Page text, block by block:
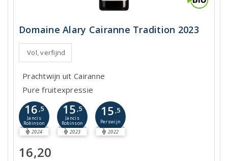
Domaine Alary Cairanne Tradition 2023
Vol, verfijnd
Prachtwijn uit Cairanne
Pure fruitexpressie
16 ,5
Jancis
Robinson
2024
15 ,5
Jancis
Robinson
2023
15 ,5
Perswijn
2022
16,20